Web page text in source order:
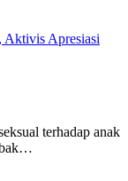
Aktivis Apresiasi
terhadap anak